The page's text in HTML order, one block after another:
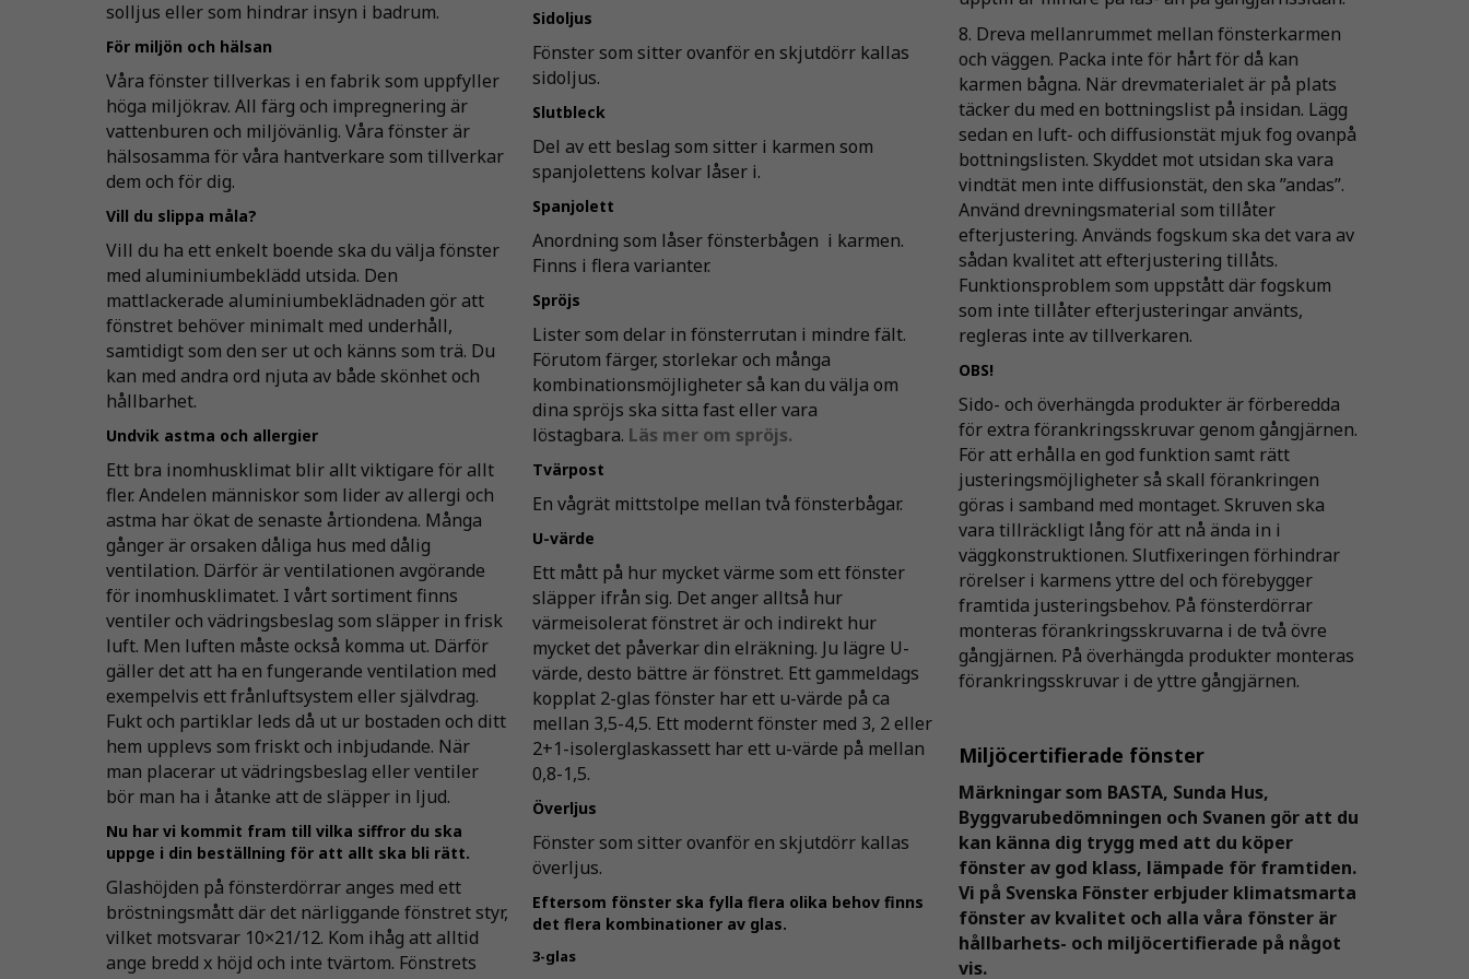
solljus eller som hindrar insyn i badrum.
För miljön och hälsan
Våra fönster tillverkas i en fabrik som uppfyller
höga miljökrav. All färg och impregnering är
vattenburen och miljövänlig. Våra fönster är
hälsosamma för våra hantverkare som tillverkar
dem och för dig.
Vill du slippa måla?
Vill du ha ett enkelt boende ska du välja fönster
med aluminiumbeklädd utsida. Den
mattlackerade aluminiumbeklädnaden gör att
fönstret behöver minimalt med underhåll,
samtidigt som den ser ut och känns som trä. Du
kan med andra ord njuta av både skönhet och
hållbarhet.
Undvik astma och allergier
Ett bra inomhusklimat blir allt viktigare för allt
fler. Andelen människor som lider av allergi och
astma har ökat de senaste årtiondena. Många
gånger är orsaken dåliga hus med dålig
ventilation. Därför är ventilationen avgörande
för inomhusklimatet. I vårt sortiment finns
ventiler och vädringsbeslag som släpper in frisk
luft. Men luften måste också komma ut. Därför
gäller det att ha en fungerande ventilation med
exempelvis ett frånluftsystem eller självdrag.
Fukt och partiklar leds då ut ur bostaden och ditt
hem upplevs som friskt och inbjudande. När
man placerar ut vädringsbeslag eller ventiler
bör man ha i åtanke att de släpper in ljud.
Nu har vi kommit fram till vilka siffror du ska
uppge i din beställning för att allt ska bli rätt.
Glashöjden på fönsterdörrar anges med ett
bröstningsmått där det närliggande fönstret styr,
vilket motsvarar 10×21/12. Kom ihåg att alltid
ange bredd x höjd och inte tvärtom. Fönstrets
Sidoljus
Fönster som sitter ovanför en skjutdörr kallas
sidoljus.
Slutbleck
Del av ett beslag som sitter i karmen som
spanjolettens kolvar låser i.
Spanjolett
Anordning som låser fönsterbågen i karmen.
Finns i flera varianter.
Spröjs
Lister som delar in fönsterrutan i mindre fält.
Förutom färger, storlekar och många
kombinationsmöjligheter så kan du välja om
dina spröjs ska sitta fast eller vara
löstagbara. Läs mer om spröjs.
Tvärpost
En vågrät mittstolpe mellan två fönsterbågar.
U-värde
Ett mått på hur mycket värme som ett fönster
släpper ifrån sig. Det anger alltså hur
värmeisolerat fönstret är och indirekt hur
mycket det påverkar din elräkning. Ju lägre U-
värde, desto bättre är fönstret. Ett gammeldags
kopplat 2-glas fönster har ett u-värde på ca
mellan 3,5-4,5. Ett modernt fönster med 3, 2 eller
2+1-isolerglaskassett har ett u-värde på mellan
0,8-1,5.
Överljus
Fönster som sitter ovanför en skjutdörr kallas
överljus.
Eftersom fönster ska fylla flera olika behov finns
det flera kombinationer av glas.
3-glas
8. Dreva mellanrummet mellan fönsterkarmen
och väggen. Packa inte för hårt för då kan
karmen bågna. När drevmaterialet är på plats
täcker du med en bottningslist på insidan. Lägg
sedan en luft- och diffusionstät mjuk fog ovanpå
bottningslisten. Skyddet mot utsidan ska vara
vindtät men inte diffusionstät, den ska ”andas”.
Använd drevningsmaterial som tillåter
efterjustering. Används fogskum ska det vara av
sådan kvalitet att efterjustering tillåts.
Funktionsproblem som uppstått där fogskum
som inte tillåter efterjusteringar använts,
regleras inte av tillverkaren.
OBS!
Sido- och överhängda produkter är förberedda
för extra förankringsskruvar genom gångjärnen.
För att erhålla en god funktion samt rätt
justeringsmöjligheter så skall förankringen
göras i samband med montaget. Skruven ska
vara tillräckligt lång för att nå ända in i
väggkonstruktionen. Slutfixeringen förhindrar
rörelser i karmens yttre del och förebygger
framtida justeringsbehov. På fönsterdörrar
monteras förankringsskruvarna i de två övre
gångjärnen. På överhängda produkter monteras
förankringsskruvar i de yttre gångjärnen.
Miljöcertifierade fönster
Märkningar som BASTA, Sunda Hus,
Byggvarubedömningen och Svanen gör att du
kan känna dig trygg med att du köper
fönster av god klass, lämpade för framtiden.
Vi på Svenska Fönster erbjuder klimatsmarta
fönster av kvalitet och alla våra fönster är
hållbarhets- och miljöcertifierade på något
vis.